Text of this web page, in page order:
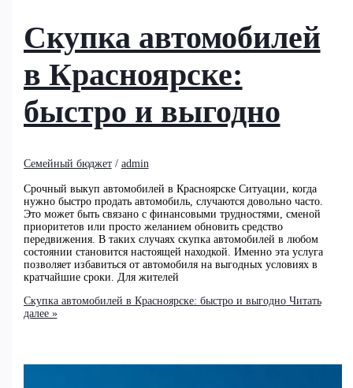
Скупка автомобилей
в Красноярске:
быстро и выгодно
Семейный бюджет/ admin
Срочный выкуп автомобилей в Красноярске Ситуации, когда
нужно быстро продать автомобиль, случаются довольно часто.
Это может быть связано с финансовыми трудностями, сменой
приоритетов или просто желанием обновить средство
передвижения. В таких случаях скупка автомобилей в любом
состоянии становится настоящей находкой. Именно эта услуга
позволяет избавиться от автомобиля на выгодных условиях в
кратчайшие сроки. Для жителей
Скупка автомобилей в Красноярске: быстро и выгодноЧитать
далее »